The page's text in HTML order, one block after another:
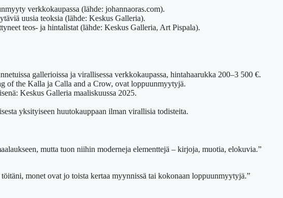
verkkokaupassa (lähde: johannaoras.com).
uusia teoksia (lähde: Keskus Galleria).
teos- ja hintalistat (lähde: Keskus Galleria, Art Pispala).
gallerioissa ja virallisessa verkkokaupassa, hintahaarukka 200–3 500 €.
of the Kalla ja Calla and a Crow, ovat loppuunmyytyjä.
Keskus Galleria maaliskuussa 2025.
yksityiseen huutokauppaan ilman virallisia todisteita.
mutta tuon niihin moderneja elementtejä – kirjoja, muotia, elokuvia.”
monet ovat jo toista kertaa myynnissä tai kokonaan loppuunmyytyjä.”